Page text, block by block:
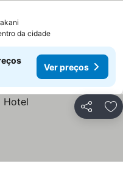
da cidade
Ver preços
Partilhar